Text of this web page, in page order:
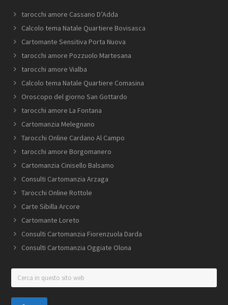
tarocchi amore Cassano D’Adda
Calcolo tema Natale Quartiere Bovisasca
Cartomante Sensitiva Porta Nuova
tarocchi amore Pozzuolo Martesana
tarocchi amore Vialba
Calcolo tema Natale Quartiere Comasina
Oroscopo del giorno San Gottardo
tarocchi amore La Fontana
Cartomanzia Melegnano
Tarocchi Online Cardano Al Campo
tarocchi amore Borgomanero
Cartomanzia Cinisello Balsamo
Consulti Cartomanzia Arzaga
Tarocchi Online Rottole
Carte Sibilla Arcore
Cartomante Loreto
Consulti Cartomanzia Fiorenzuola Darda
Consulti Cartomanzia Oggiate Olona
Cerca
in
questo